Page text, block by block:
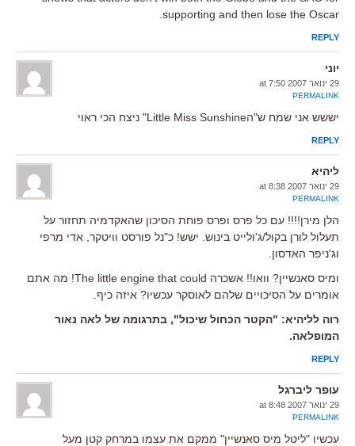
supporting and then lose the Oscar.
REPLY
יוני
29 ינואר 2007 at 7:50
PERMALINK
יששש אני שמח ש"הLittle Miss Sunshine" ניצח הכי ראוי
REPLY
ליהיא
29 ינואר 2007 at 8:38
PERMALINK
הלן מירן!!!! עם כל פרס ופרס פוחת הסיכון שהאקדמיה תחזור על
תעלול לורן בקול/ג'ולייט בינוש. ישש! כ"נל פורסט וויטקר, אדי מרפי
וג'ניפר האדסון.
ומיס סאנשיין? וואו!! אשכרה The little engine that could! מה אתם
אומרים על הסיכויים שלהם לאוסקר עכשיו? איזה כיף.
רוה לליהיא: "הקטר הכחול שיכול", בתרגומה של לאה נאור
המופלאה.
REPLY
עופר ליברגל
29 ינואר 2007 at 8:48
PERMALINK
עכשיו "ליטל מיס סאנשיין" ממקם את עצמו במרחק קטן מעל